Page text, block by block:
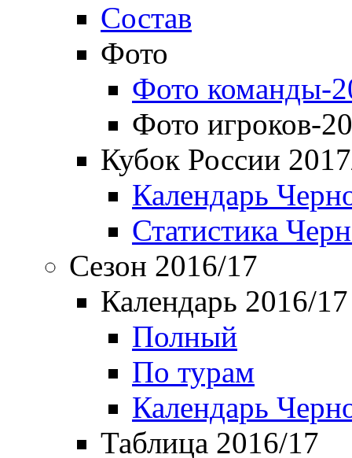
Состав
Фото
Фото команды-
Фото игроков-
Кубок России
Календарь
Статистика
Сезон 2016/17
Календарь 2016/17
Полный
По турам
Календарь
Таблица 2016/17